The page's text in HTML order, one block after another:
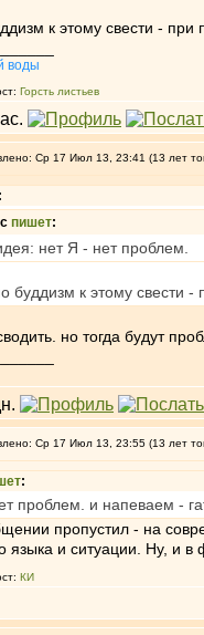
к этому свести -
воды
Горсть листьев
Ср 17 Июл 13, 23:41 (13 лет
:
пишет:
нет Я - нет проблем.
буддизм к этому свести
но тогда будут
Ср 17 Июл 13, 23:55 (13 лет
:
проблем. и напеваем -
пропустил - на
языка и ситуации. Ну, и
КИ